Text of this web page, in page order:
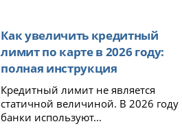
Как увеличить кредитный
лимит по карте в 2026 году:
полная инструкция
Кредитный лимит не является
статичной величиной. В 2026 году
банки используют...